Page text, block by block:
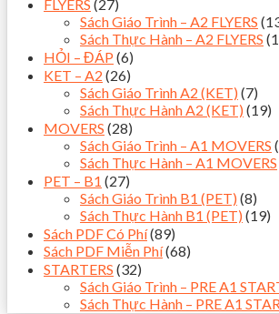
FLYERS (27)
Sách Giáo Trình – A2 FLYERS
Sách Thực Hành – A2 FLYERS
HỎI – ĐÁP (6)
KET – A2 (26)
Sách Giáo Trình A2 (KET) (7)
Sách Thực Hành A2 (KET) (19)
MOVERS (28)
Sách Giáo Trình – A1 MOVERS
Sách Thực Hành – A1 MOVERS
PET – B1 (27)
Sách Giáo Trình B1 (PET) (8)
Sách Thực Hành B1 (PET) (19)
Sách PDF Có Phí(89)
Sách PDF Miễn Phí(68)
STARTERS (32)
Sách Giáo Trình – PRE A1
Sách Thực Hành – PRE A1